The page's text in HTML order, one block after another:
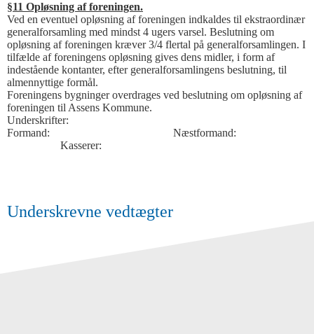
§11 Opløsning af foreningen.
Ved en eventuel opløsning af foreningen indkaldes til ekstraordinær
generalforsamling med mindst 4 ugers varsel. Beslutning om
opløsning af foreningen kræver 3/4 flertal på generalforsamlingen. I
tilfælde af foreningens opløsning gives dens midler, i form af
indestående kontanter, efter generalforsamlingens beslutning, til
almennyttige formål.
Foreningens bygninger overdrages ved beslutning om opløsning af
foreningen til Assens Kommune.
Underskrifter:
Formand: Næstformand:
Kasserer:
Underskrevne vedtægter